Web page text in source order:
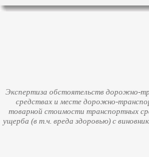
Экспертиза обстоятельств дорожно-
средствах и месте дорожно-
товарной стоимости транспортных
ущерба (в т.ч. вреда здоровью) с